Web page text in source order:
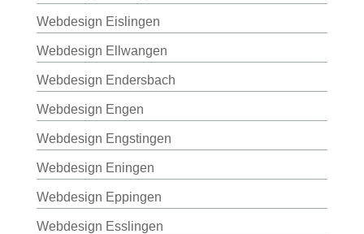
Webdesign Eislingen
Webdesign Ellwangen
Webdesign Endersbach
Webdesign Engen
Webdesign Engstingen
Webdesign Eningen
Webdesign Eppingen
Webdesign Esslingen